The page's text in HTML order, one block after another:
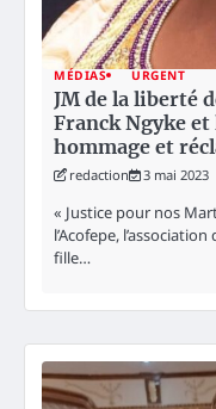
MÉDIAS URGENT
JM de la liberté
Franck Ngyke
hommage et
redaction 3 mai 2023
« Justice pour nos
l’Acofepe,
fille…